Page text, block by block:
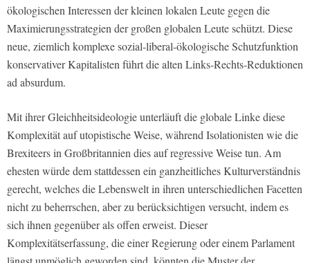
ökologischen Interessen der kleinen lokalen Leute gegen die
Maximierungsstrategien der großen globalen Leute schützt. Diese
neue, ziemlich komplexe sozial-liberal-ökologische Schutzfunktion
konservativer Kapitalisten führt die alten Links-Rechts-Reduktionen
ad absurdum.
Mit ihrer Gleichheitsideologie unterläuft die globale Linke diese
Komplexität auf utopistische Weise, während Isolationisten wie die
Brexiteers in Großbritannien dies auf regressive Weise tun. Am
ehesten würde dem stattdessen ein ganzheitliches Kulturverständnis
gerecht, welches die Lebenswelt in ihren unterschiedlichen Facetten
nicht zu beherrschen, aber zu berücksichtigen versucht, indem es
sich ihnen gegenüber als offen erweist. Dieser
Komplexitätserfassung, die einer Regierung oder einem Parlament